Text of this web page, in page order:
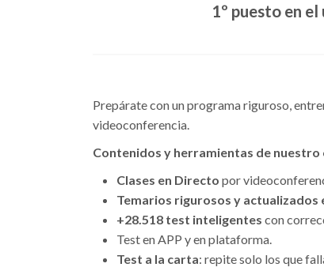
1º puesto en
Prepárate con un programa riguroso,
videoconferencia.
Contenidos y herramientas de nuestro
Clases en Directo por
Temarios rigurosos y actualizados
+28.518 test inteligentes con
Test en APP y en plataforma.
Test a la carta: repite solo los que